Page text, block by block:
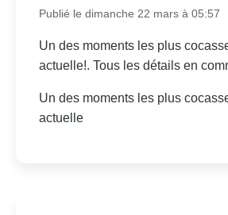
Publié le dimanche 22 mars à 05:57
Un des moments les plus
actuelle!. Tous les détails en
Un des moments les plus
actuelle